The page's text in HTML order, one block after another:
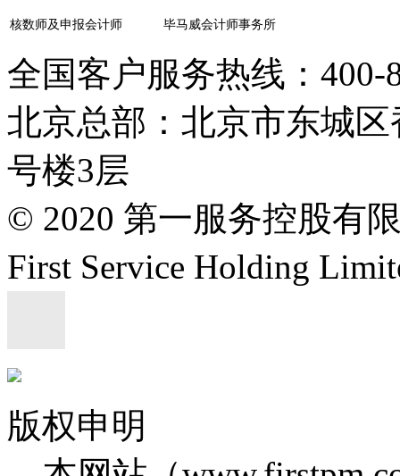
核数师及申报会计师 毕马威会计师事务所
全国客户服务热线：400-
北京总部：北京市东城
号楼3层
© 2020 第一服务控股有
First Service Holding
版权申明